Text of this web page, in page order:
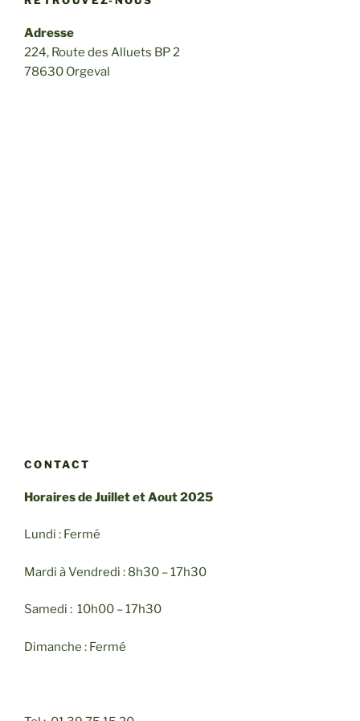
Adresse
224, Route des Alluets BP 2
78630 Orgeval
CONTACT
Horaires de Juillet et Aout 2025
Lundi : Fermé
Mardi à Vendredi : 8h30 – 17h30
Samedi : 10h00 – 17h30
Dimanche : Fermé